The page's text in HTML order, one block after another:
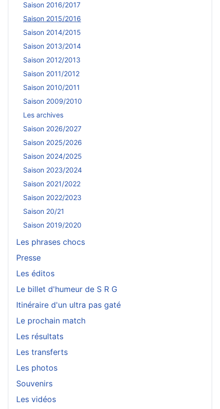
Saison 2016/2017
Saison 2015/2016
Saison 2014/2015
Saison 2013/2014
Saison 2012/2013
Saison 2011/2012
Saison 2010/2011
Saison 2009/2010
Les archives
Saison 2026/2027
Saison 2025/2026
Saison 2024/2025
Saison 2023/2024
Saison 2021/2022
Saison 2022/2023
Saison 20/21
Saison 2019/2020
Les phrases chocs
Presse
Les éditos
Le billet d'humeur de S R G
Itinéraire d'un ultra pas gaté
Le prochain match
Les résultats
Les transferts
Les photos
Souvenirs
Les vidéos